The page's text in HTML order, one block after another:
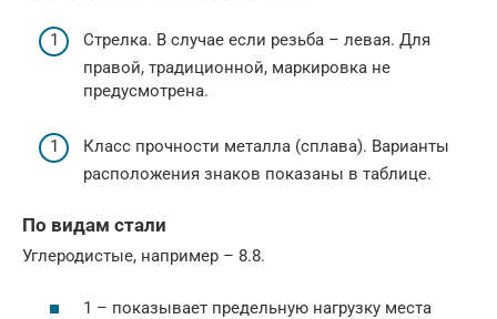
Стрелка. В случае если резьба – левая. Для
правой, традиционной, маркировка не
предусмотрена.
Класс прочности металла (сплава). Варианты
расположения знаков показаны в таблице.
По видам стали
Углеродистые, например – 8.8.
1 – показывает предельную нагрузку места